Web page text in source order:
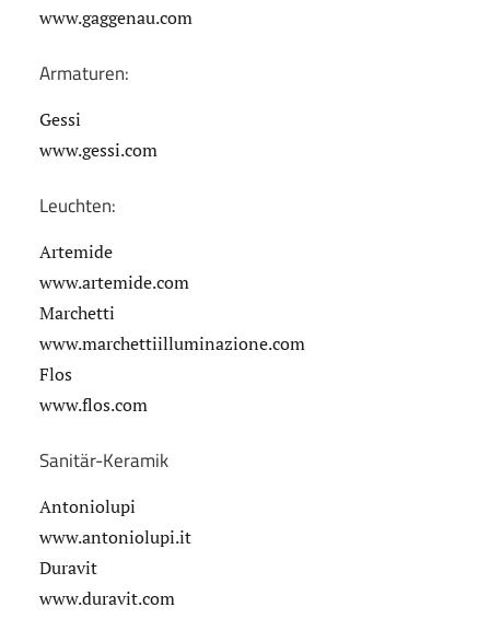
www.gaggenau.com
Armaturen:
Gessi
www.gessi.com
Leuchten:
Artemide
www.artemide.com
Marchetti
www.marchettiilluminazione.com
Flos
www.flos.com
Sanitär-Keramik
Antoniolupi
www.antoniolupi.it
Duravit
www.duravit.com